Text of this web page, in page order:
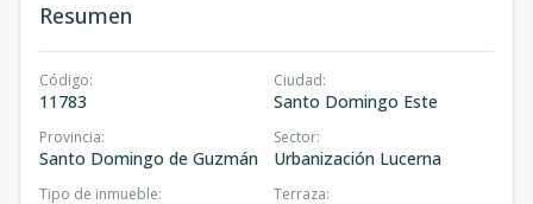
Resumen
Código:
11783
Ciudad:
Santo Domingo Este
Provincia:
Santo Domingo de Guzmán
Sector:
Urbanización Lucerna
Tipo de inmueble: Terraza: